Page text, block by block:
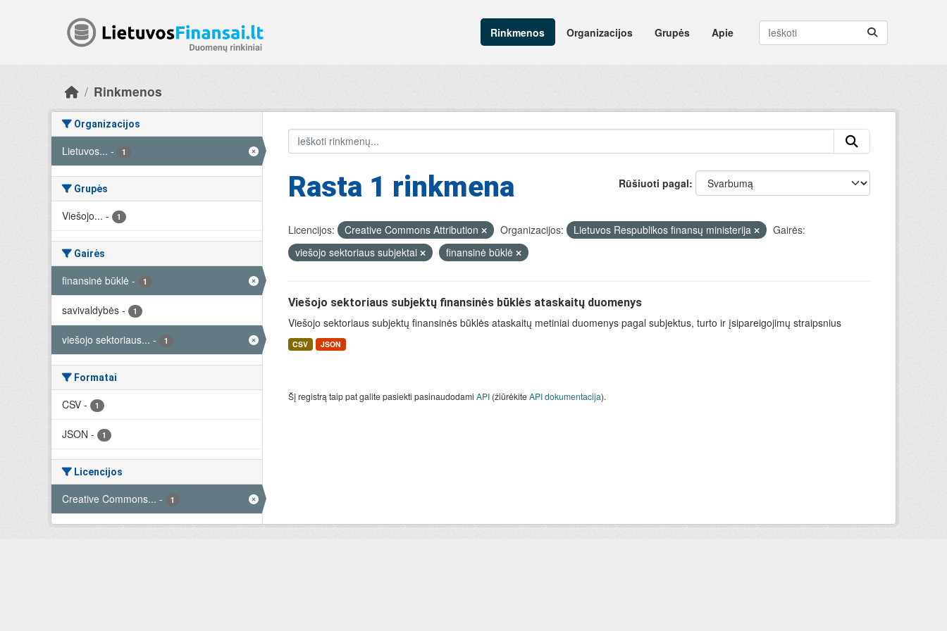
Rinkmenos
Organizacijos Grupės Apie
Rinkmenos
Organizacijos
Lietuvos... - 1
Grupės
Viešojo... - 1
Gairės
finansinė būklė - 1
savivaldybės - 1
viešojo sektoriaus... - 1
Formatai
CSV - 1
JSON - 1
Licencijos
Creative Commons... - 1
Rūšiuoti pagal
Rasta 1 rinkmena
Licencijos: Creative Commons Attribution Organizacijos: Lietuvos Respublikos finansų ministerija
Gairės:
viešojo sektoriaus subjektai
finansinė būklė
Viešojo sektoriaus subjektų finansinės būklės ataskaitų duomenys
Viešojo sektoriaus subjektų finansinės būklės ataskaitų metiniai duomenys pagal subjektus, turto ir įsipareigojimų straipsnius
CSV JSON
Šį registrą taip pat galite pasiekti pasinaudodami API(žiūrėkiteAPI dokumentacija).